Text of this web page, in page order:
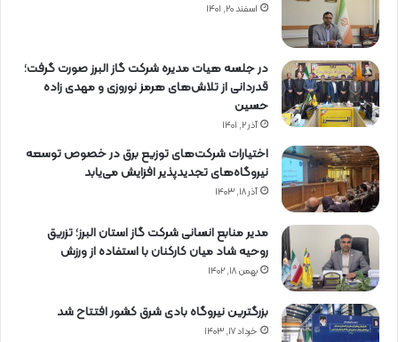
اسفند ۲۰, ۱۴۰۱
در جلسه هیات مدیره شرکت گاز البرز صورت گرفت؛
قدردانی از تلاش‌های هرمز نوروزی و مهدی زاده
حسین
آذر ۲, ۱۴۰۱
اختیارات شرکت‌های توزیع برق در خصوص توسعه
نیروگاه‌های تجدیدپذیر افزایش می‌یابد
آذر ۱۸, ۱۴۰۳
مدیر منابع انسانی شرکت گاز استان البرز؛ تزریق
روحیه شاد میان کارکنان با استفاده از ورزش
بهمن ۱۸, ۱۴۰۲
بزرگترین نیروگاه بادی شرق کشور افتتاح شد
خرداد ۱۷, ۱۴۰۳